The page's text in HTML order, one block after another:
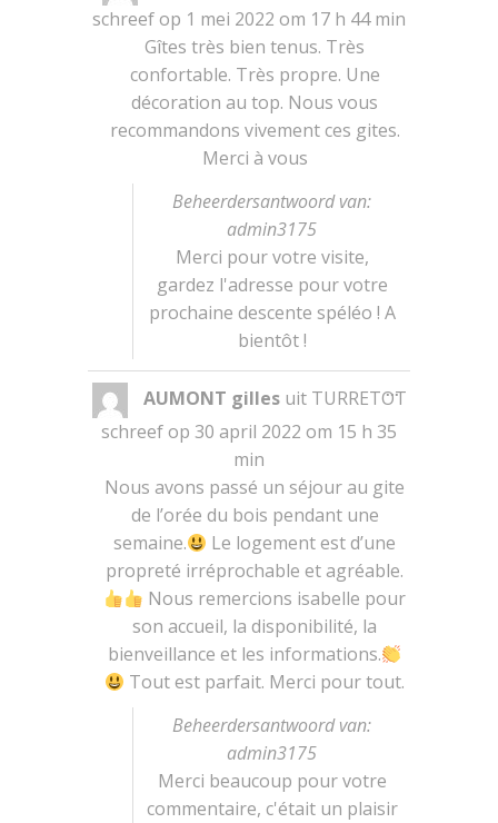
schreef op 1 mei 2022 om 17 h 44 min
Gîtes très bien tenus. Très
confortable. Très propre. Une
décoration au top. Nous vous
recommandons vivement ces gites.
Merci à vous
Beheerdersantwoord van:
admin3175
Merci pour votre visite,
gardez l'adresse pour votre
prochaine descente spéléo ! A
bientôt !
AUMONT gilles uit TURRETOT
schreef op 30 april 2022 om 15 h 35
min
Nous avons passé un séjour au gite
de l’orée du bois pendant une
semaine.
Le logement est d’une
propreté irréprochable et agréable.
Nous remercions isabelle pour
son accueil, la disponibilité, la
bienveillance et les informations.
Tout est parfait. Merci pour tout.
Beheerdersantwoord van:
admin3175
Merci beaucoup pour votre
commentaire, c'était un plaisir
...Wissel
deze